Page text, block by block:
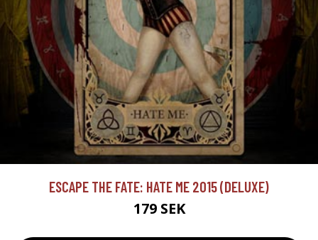
ESCAPE THE FATE: HATE ME 2015 (DELUXE)
179 SEK